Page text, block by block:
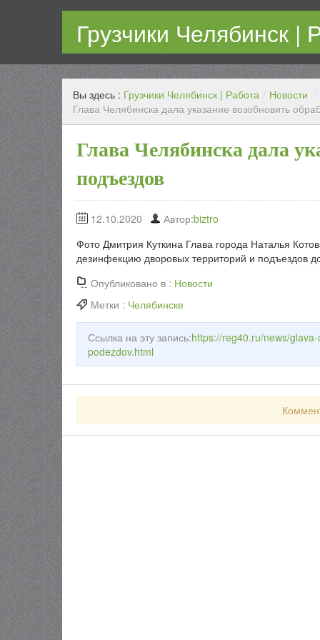
Грузчики Челябинск |
Работаем каждый день! Переезд любой сложности с
Вы здесь : Грузчики Челябинск | Работа / Новости /
Глава Челябинска дала указание возобновить
Глава Челябинска дала
подъездов
12.10.2020 Автор:biztro
Фото Дмитрия Куткина Глава города Наталья
дезинфекцию дворовых территорий и подъездов
Опубликовано в : Новости
Метки : Челябинске
Ссылка на эту запись:https://reg40.ru/news/
podezdov.html